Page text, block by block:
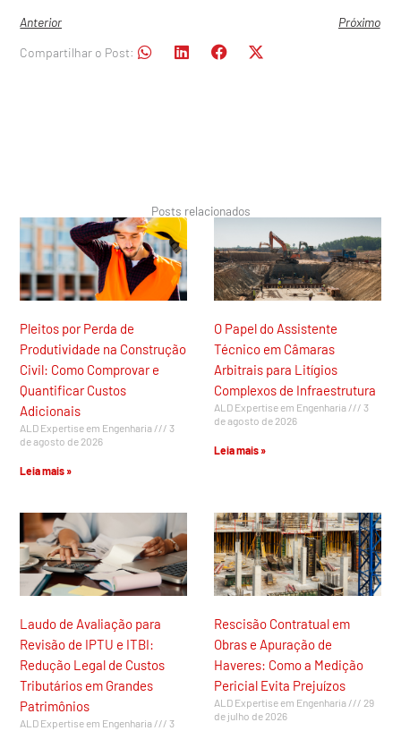
Anterior
Próximo
Compartilhar o Post:
Posts relacionados
Pleitos por Perda de
Produtividade na Construção
Civil: Como Comprovar e
Quantificar Custos
Adicionais
ALD Expertise em Engenharia
3
de agosto de 2026
Leia mais »
O Papel do Assistente
Técnico em Câmaras
Arbitrais para Litígios
Complexos de Infraestrutura
ALD Expertise em Engenharia
3
de agosto de 2026
Leia mais »
Laudo de Avaliação para
Revisão de IPTU e ITBI:
Redução Legal de Custos
Tributários em Grandes
Patrimônios
ALD Expertise em Engenharia
3
Rescisão Contratual em
Obras e Apuração de
Haveres: Como a Medição
Pericial Evita Prejuízos
ALD Expertise em Engenharia
29
de julho de 2026